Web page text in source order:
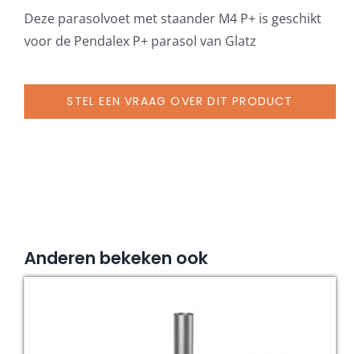
Umbrosa en Paraflex parasoldoeken
staander
M4
staal
verzinkt
Deze parasolvoet met staander M4 P+ is geschikt
voor de Pendalex P+ parasol van Glatz
STEL EEN VRAAG OVER DIT PRODUCT
Anderen bekeken ook